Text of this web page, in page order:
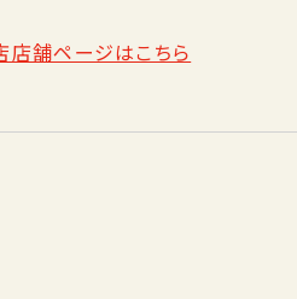
店舗ページはこちら